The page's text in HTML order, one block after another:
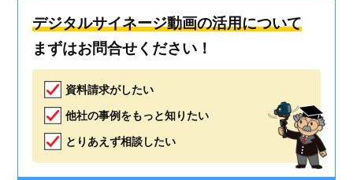
デジタルサイネージ動画の活用について
まずはお問合せください！
資料請求がしたい
他社の事例をもっと知りたい
とりあえず相談したい